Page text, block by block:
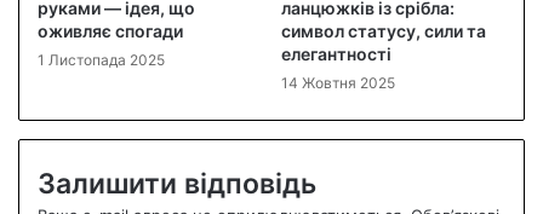
руками — ідея, що
оживляє спогади
1 Листопада 2025
ланцюжків із срібла:
символ статусу, сили та
елегантності
14 Жовтня 2025
Залишити відповідь